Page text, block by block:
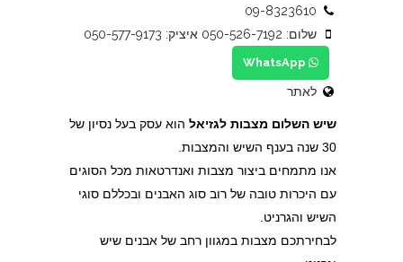
09-8323610
שלום: 050-526-7192 איציק: 050-577-9173
לאתר
שיש השלום מצבות לגזיאל הוא עסק בעל נסיון של
30 שנה בענף השיש והמצבות.
אנו מתמחים ביצור מצבות ואנדרטאות מכל הסוגים
עם היכרות טובה של רוב סוג האבנים ובכללם סוגי
השיש והגרניט.
לבחירתכם מצבות במגוון רחב של אבנים שיש